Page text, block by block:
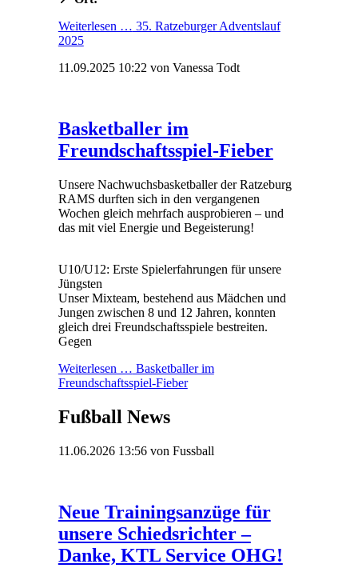
Weiterlesen … 35. Ratzeburger Adventslauf
2025
11.09.2025 10:22 von Vanessa Todt
Basketballer im
Freundschaftsspiel-Fieber
Unsere Nachwuchsbasketballer der Ratzeburg
RAMS durften sich in den vergangenen
Wochen gleich mehrfach ausprobieren – und
das mit viel Energie und Begeisterung!
U10/U12: Erste Spielerfahrungen für unsere
Jüngsten
Unser Mixteam, bestehend aus Mädchen und
Jungen zwischen 8 und 12 Jahren, konnten
gleich drei Freundschaftsspiele bestreiten.
Gegen
Weiterlesen … Basketballer im
Freundschaftsspiel-Fieber
Fußball News
11.06.2026 13:56von Fussball
Neue Trainingsanzüge für
unsere Schiedsrichter –
Danke, KTL Service OHG!